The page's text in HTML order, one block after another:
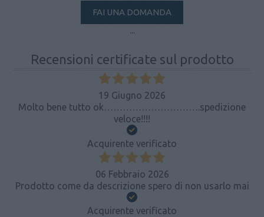
FAI UNA DOMANDA
...
Recensioni certificate sul prodotto
19 Giugno 2026
Molto bene tutto ok………………………….spedizione
veloce!!!!
Acquirente verificato
06 Febbraio 2026
Prodotto come da descrizione spero di non usarlo mai
Acquirente verificato